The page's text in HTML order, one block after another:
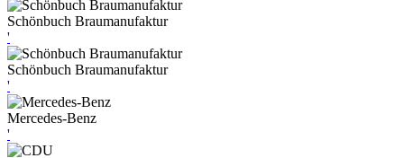
Schönbuch Braumanufaktur
'
Schönbuch Braumanufaktur
'
Mercedes-Benz
'